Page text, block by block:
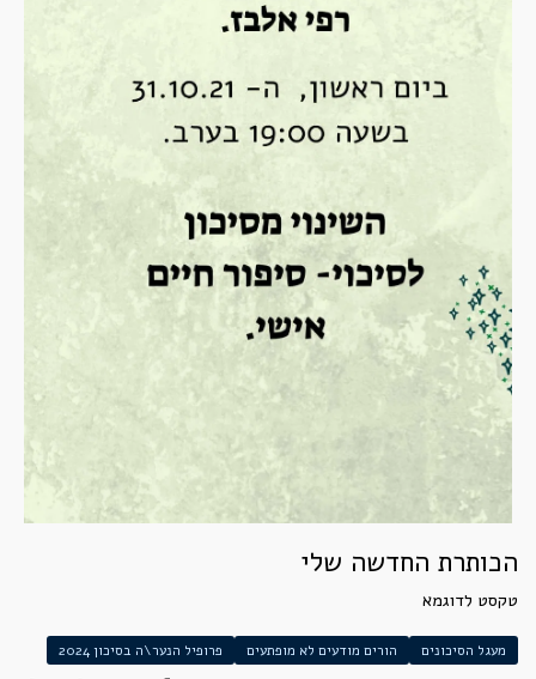
הכותרת החדשה שלי
טקסט לדוגמא
מעגל הסיכונים הורים מודעים לא מופתעים פרופיל הנער\ה בסיכון 2024